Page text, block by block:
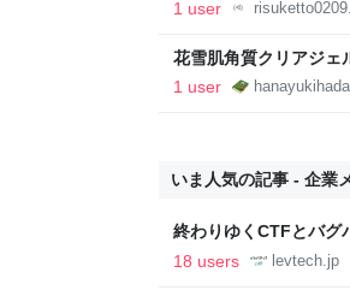
1 user
花雪肌角質クリアジ
1 user
いま人気の記事 - 企業
終わりゆくCTFとバ
ること【フォーカス】
18 users levtech.jp